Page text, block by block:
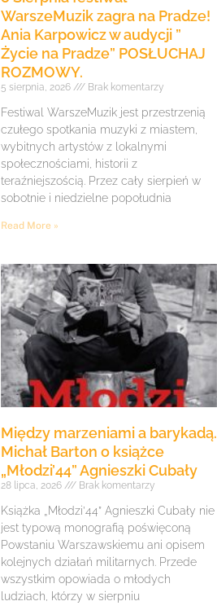
WarszeMuzik zagra na Pradze!
Ania Karpowicz w audycji ”
Życie na Pradze” POSŁUCHAJ
ROZMOWY.
5 sierpnia, 2026 Brak komentarzy
Festiwal WarszeMuzik jest przestrzenią
czułego spotkania muzyki z miastem,
wybitnych artystów z lokalnymi
społecznościami, historii z
teraźniejszością. Przez cały sierpień w
sobotnie i niedzielne popołudnia
Read More »
Między marzeniami a barykadą.
Michał Barton o książce
„Młodzi’44” Agnieszki Cubały
28 lipca, 2026 Brak komentarzy
Książka „Młodzi’44” Agnieszki Cubały nie
jest typową monografią poświęconą
Powstaniu Warszawskiemu ani opisem
kolejnych działań militarnych. Przede
wszystkim opowiada o młodych
ludziach, którzy w sierpniu